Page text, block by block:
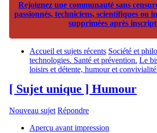
Rejoignez une communauté sans
passionnés, techniciens, scientifiques ou
supprimées après
Accueil et sujets récents Société et
technologies. Santé et prévention. Le
loisirs et détente, humour et
[ Sujet unique ] Humour
Nouveau sujet Répondre
Aperçu avant impression